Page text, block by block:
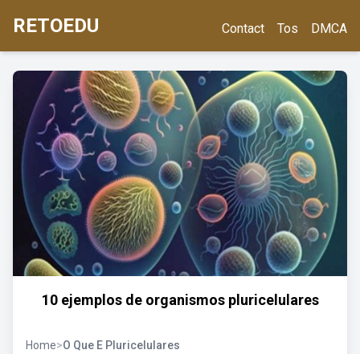
RETOEDU Contact Tos DMCA
10 ejemplos de organismos pluricelulares
Home>O Que E Pluricelulares